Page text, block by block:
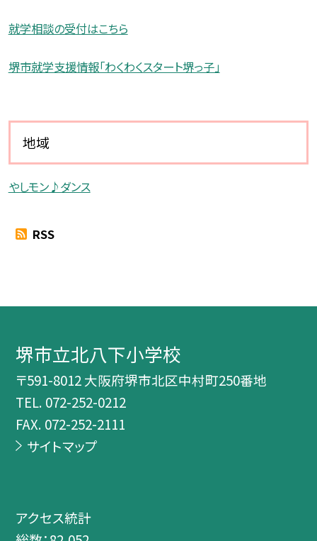
就学相談の受付はこちら
堺市就学支援情報「わくわくスタート堺っ子」
地域
やしモン♪ダンス
RSS
堺市立北八下小学校
〒591-8012 大阪府堺市北区中村町250番地
TEL. 072-252-0212
FAX. 072-252-2111
サイトマップ
アクセス統計